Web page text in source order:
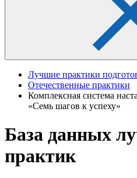
Лучшие практики
Отечественные практики
Комплексная система
«Семь шагов к успеху»
База данных
практик